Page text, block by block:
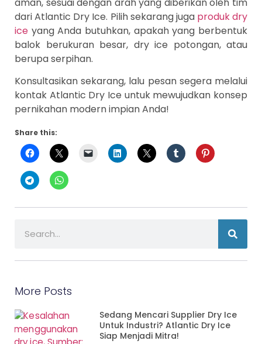
dari Atlantic Dry Ice. Pilih sekarang juga produk dry
ice yang Anda butuhkan, apakah yang berbentuk
balok berukuran besar, dry ice potongan, atau
berupa serpihan.
Konsultasikan sekarang, lalu pesan segera melalui
kontak Atlantic Dry Ice untuk mewujudkan konsep
pernikahan modern impian Anda!
Share this:
More Posts
Sedang Mencari Supplier Dry Ice
Untuk Industri? Atlantic Dry Ice
Siap Menjadi Mitra!